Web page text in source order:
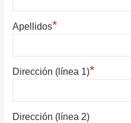
Apellidos*
Dirección (línea 1)*
Dirección (línea 2)